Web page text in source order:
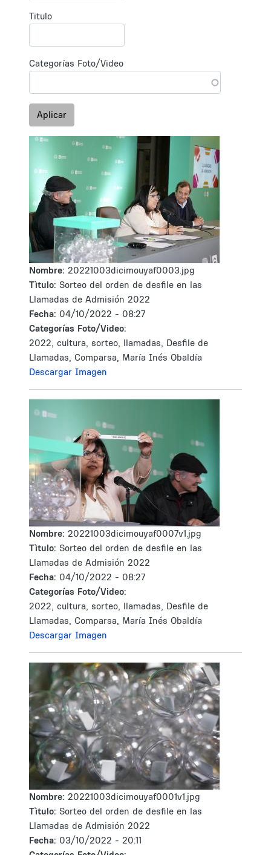
Titulo
Categorías Foto/Video
Aplicar
Nombre: 20221003dicimouyaf0003.jpg
Tìtulo: Sorteo del orden de desfile en las
Llamadas de Admisión 2022
Fecha: 04/10/2022 - 08:27
Categorías Foto/Video:
2022, cultura, sorteo, llamadas, Desfile de
Llamadas, Comparsa, María Inés Obaldía
Descargar Imagen
Nombre: 20221003dicimouyaf0007v1.jpg
Tìtulo: Sorteo del orden de desfile en las
Llamadas de Admisión 2022
Fecha: 04/10/2022 - 08:27
Categorías Foto/Video:
2022, cultura, sorteo, llamadas, Desfile de
Llamadas, Comparsa, María Inés Obaldía
Descargar Imagen
Nombre: 20221003dicimouyaf0001v1.jpg
Tìtulo: Sorteo del orden de desfile en las
Llamadas de Admisión 2022
Fecha: 03/10/2022 - 20:11